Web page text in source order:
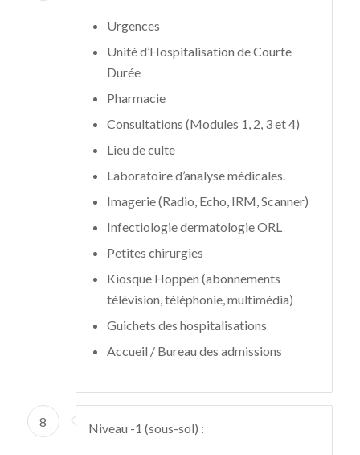
Urgences
Unité d’Hospitalisation de Courte
Durée
Pharmacie
Consultations (Modules 1, 2, 3 et 4)
Lieu de culte
Laboratoire d’analyse médicales.
Imagerie (Radio, Echo, IRM, Scanner)
Infectiologie dermatologie ORL
Petites chirurgies
Kiosque Hoppen (abonnements
télévision, téléphonie, multimédia)
Guichets des hospitalisations
Accueil / Bureau des admissions
8 Niveau -1 (sous-sol) :